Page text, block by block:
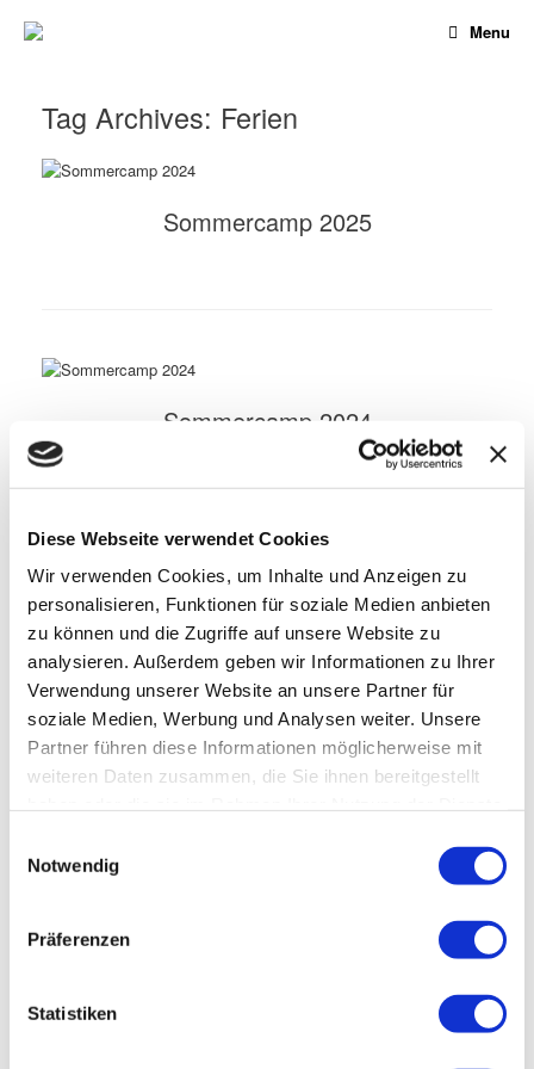
Diese Webseite verwendet Cookies
Wir verwenden Cookies, um Inhalte und Anzeigen zu
personalisieren, Funktionen für soziale Medien anbieten
zu können und die Zugriffe auf unsere Website zu
analysieren. Außerdem geben wir Informationen zu Ihrer
Verwendung unserer Website an unsere Partner für
soziale Medien, Werbung und Analysen weiter. Unsere
Partner führen diese Informationen möglicherweise mit
weiteren Daten zusammen, die Sie ihnen bereitgestellt
Notwendig
Präferenzen
Statistiken
Menu
Tag Archives: Ferien
Sommercamp 2025
Sommercamp 2024
Suchen
Suchen
Neueste Beiträge
Sommercamp 2025
Sommercamp 2024
Winter-Tennis-Turnier
Wichtige Information!
Archive
Mai 2024